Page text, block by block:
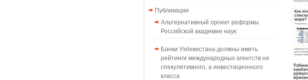
Публикации
Альтернативный проект реформы
Российской академии наук
Банки Узбекистана должны иметь
рейтинги международных агентств не
спекулятивного, а инвестиционного
класса